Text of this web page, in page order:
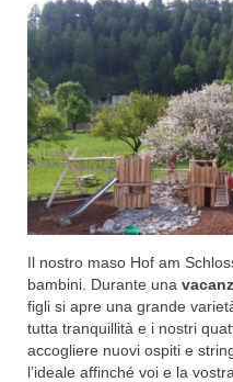
Il nostro maso Hof am
bambini. Durante una
figli si apre una grande
tutta tranquillità e i nostri
accogliere nuovi ospiti e
l’ideale affinché voi e la vostra